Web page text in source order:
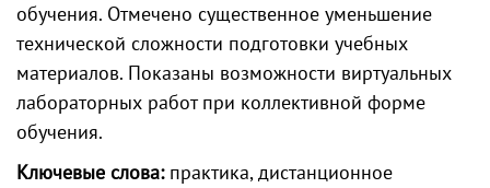
обучения. Отмечено существенное уменьшение
технической сложности подготовки учебных
материалов. Показаны возможности виртуальных
лабораторных работ при коллективной форме
обучения.
Ключевые слова:практика, дистанционное